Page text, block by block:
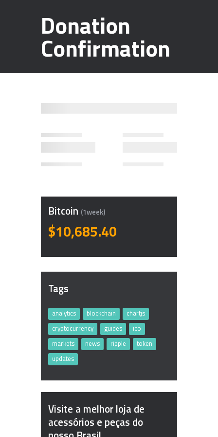
Donation
Confirmation
Bitcoin (1week)
$10,685.40
Tags
analytics blockchain
chartjs
cryptocurrency
guides
ico
markets
news ripple
token
updates
Visite a melhor loja de
acessórios e peças do